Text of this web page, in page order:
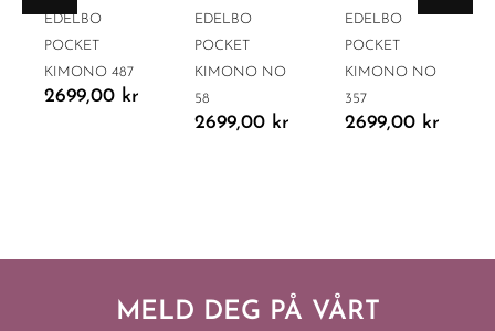
EDELBO
POCKET
KIMONO 487
2699,00 kr
EDELBO
POCKET
KIMONO NO
58
2699,00 kr
EDELBO
POCKET
KIMONO NO
357
2699,00 kr
MELD DEG PÅ VÅRT